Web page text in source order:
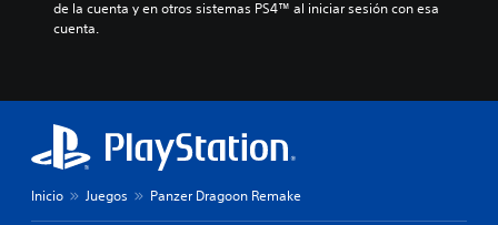
de la cuenta y en otros sistemas PS4™ al iniciar sesión con esa
cuenta.
Inicio Juegos Panzer Dragoon Remake